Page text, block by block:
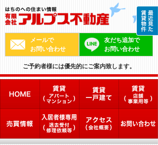
メールで
お問い合わせ
友だち追加で
お問い合わせ
ご予約者様には優先的にご案内致します。